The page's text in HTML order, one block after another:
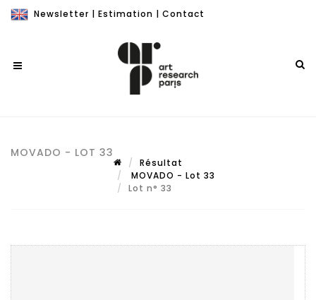
Newsletter | Estimation | Contact
MOVADO - LOT 33
Résultat
MOVADO - Lot 33
Lot n° 33